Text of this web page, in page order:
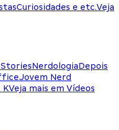
Curiosidades e etc.Veja
NerdologiaDepois
Jovem Nerd
KVeja mais em Vídeos